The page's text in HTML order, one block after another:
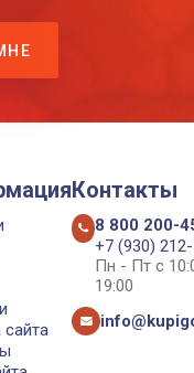
Контакты
8 800 200-
+7 (930)
Пн - Пт с
19:00